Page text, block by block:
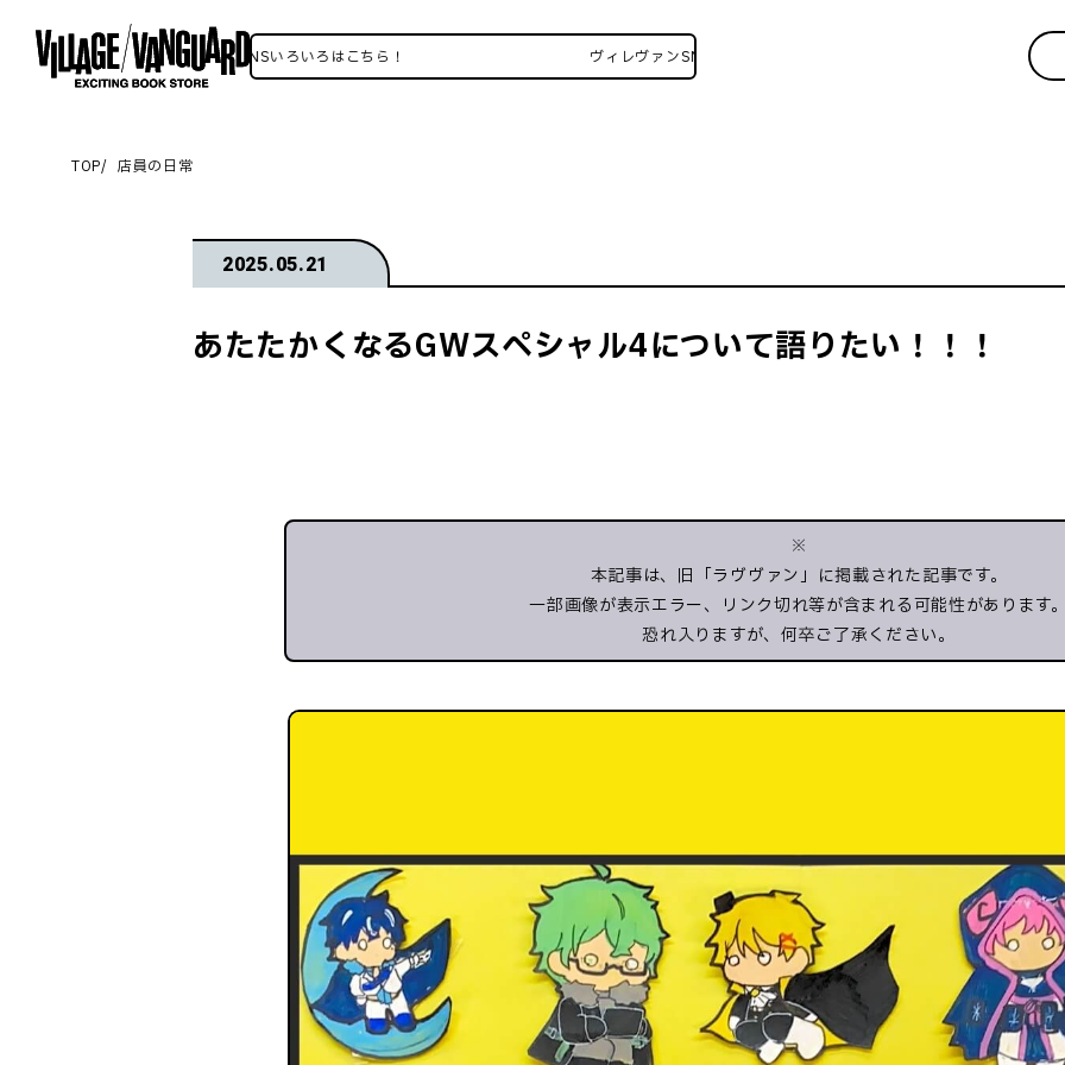
ヴィレヴァンSNSいろいろはこちら！ ヴィレヴァンSNSいろいろはこちら！
TOP 店員の日常
2025.05.21
あたたかくなるGWスペシャル4について語りたい！！！
※
本記事は、旧「ラヴヴァン」に掲載された記事です。
一部画像が表示エラー、リンク切れ等が含まれる可能性があります
恐れ入りますが、何卒ご了承ください。